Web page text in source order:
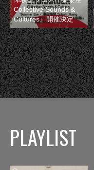
Collective Sounds &
Cultures』開催決定
PLAYLIST